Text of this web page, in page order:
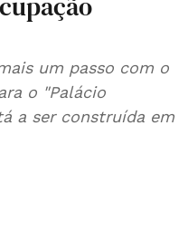
um passo com o
o "Palácio
a ser construída em